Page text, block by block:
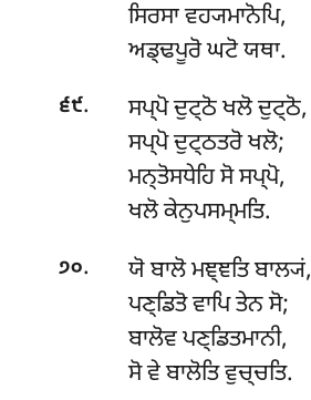
ਸਿਰਸਾ ਵਹ੍ਯਮਾਨੋਪਿ,
ਅਡ੍ਢਪੂਰੋ ਘਟੋ ਯਥਾ.
੬੯.
ਸਪ੍ਪੋ ਦੁਟ੍ਠੋ ਖਲੋ ਦੁਟ੍ਠੋ,
ਸਪ੍ਪੋ ਦੁਟ੍ਠਤਰੋ ਖਲੋ;
ਮਨ੍ਤੋਸਧੇਹਿ ਸੋ ਸਪ੍ਪੋ,
ਖਲੋ ਕੇਨੁਪਸਮ੍ਮਤਿ.
੭੦.
ਯੋ ਬਾਲੋ ਮਞ੍ਞਤਿ ਬਾਲ੍ਯਂ,
ਪਣ੍ਡਿਤੋ ਵਾਪਿ ਤੇਨ ਸੋ;
ਬਾਲੋਵ ਪਣ੍ਡਿਤਮਾਨੀ,
ਸੋ ਵੇ ਬਾਲੋਤਿ ਵੁਚ੍ਚਤਿ.